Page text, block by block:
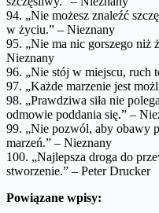
94. „Nie możesz znaleźć
w życiu.” – Nieznany
95. „Nie ma nic gorszego niż
Nieznany
96. „Nie stój w miejscu, ruch
97. „Każde marzenie jest
98. „Prawdziwa siła nie
odmowie poddania się.” –
99. „Nie pozwól, aby obawy
marzeń.” – Nieznany
100. „Najlepsza droga do
stworzenie.” – Peter Drucker
Powiązane wpisy: